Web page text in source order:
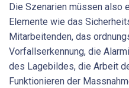
Die Szenarien müssen also
Elemente wie das
Mitarbeitenden, das
Vorfallserkennung, die
des Lagebildes, die Arbeit
Funktionieren der